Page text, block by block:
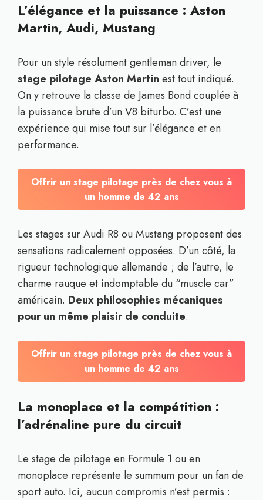
L’élégance et la puissance : Aston
Martin, Audi, Mustang
Pour un style résolument gentleman driver, le
stage pilotage Aston Martin est tout indiqué.
On y retrouve la classe de James Bond couplée à
la puissance brute d’un V8 biturbo. C’est une
expérience qui mise tout sur l’élégance et en
performance.
Offrir un stage pilotage près de chez vous à
un homme de 42 ans
Les stages sur Audi R8 ou Mustang proposent des
sensations radicalement opposées. D’un côté, la
rigueur technologique allemande ; de l’autre, le
charme rauque et indomptable du “muscle car”
américain. Deux philosophies mécaniques
pour un même plaisir de conduite.
Offrir un stage pilotage près de chez vous à
un homme de 42 ans
La monoplace et la compétition :
l’adrénaline pure du circuit
Le stage de pilotage en Formule 1 ou en
monoplace représente le summum pour un fan de
sport auto. Ici, aucun compromis n’est permis :